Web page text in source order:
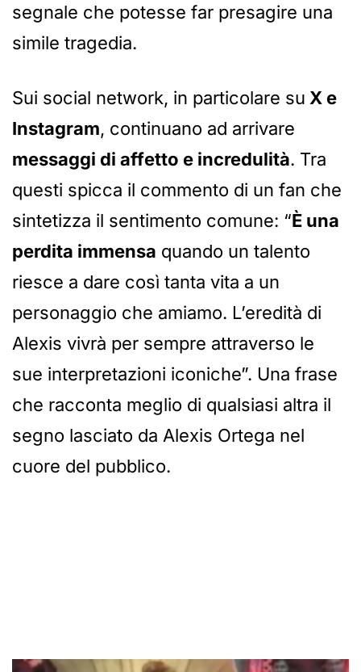
segnale che potesse far presagire una
simile tragedia.
Sui social network, in particolare su X e
Instagram, continuano ad arrivare
messaggi di affetto e incredulità. Tra
questi spicca il commento di un fan che
sintetizza il sentimento comune: “È una
perdita immensa quando un talento
riesce a dare così tanta vita a un
personaggio che amiamo. L’eredità di
Alexis vivrà per sempre attraverso le
sue interpretazioni iconiche”. Una frase
che racconta meglio di qualsiasi altra il
segno lasciato da Alexis Ortega nel
cuore del pubblico.